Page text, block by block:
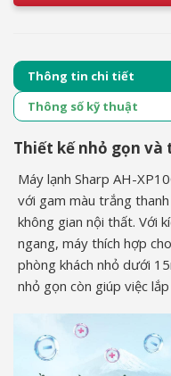
Thông tin chi tiết
Thông số kỹ thuật
Thiết kế nhỏ gọn
Máy lạnh Sharp AH-
với gam màu trắng
không gian nội thất. Với
ngang, máy thích hợp
phòng khách nhỏ dưới
nhỏ gọn còn giúp việc